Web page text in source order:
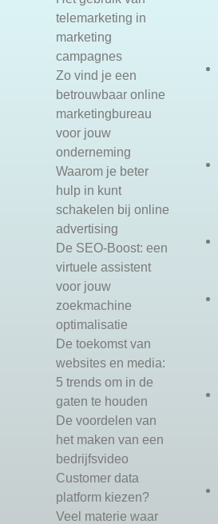
telemarketing in
marketing
campagnes
Zo vind je een
betrouwbaar online
marketingbureau
voor jouw
onderneming
Waarom je beter
hulp in kunt
schakelen bij online
advertising
De SEO-Boost: een
virtuele assistent
voor jouw
zoekmachine
optimalisatie
De toekomst van
websites en media:
5 trends om in de
gaten te houden
De voordelen van
het maken van een
bedrijfsvideo
Customer data
platform kiezen?
Veel materie waar